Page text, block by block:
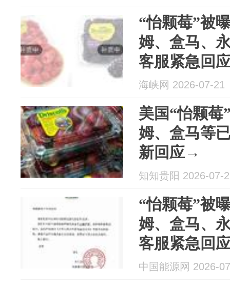
“怡颗莓”被
姆、盒马、
客服紧急回
合规
海峡网 2026-07-21
美国“怡颗莓
姆、盒马等
新回应→
知知贵阳 2026-07-
“怡颗莓”被
姆、盒马、
客服紧急回
合规
中国能源网 2026-